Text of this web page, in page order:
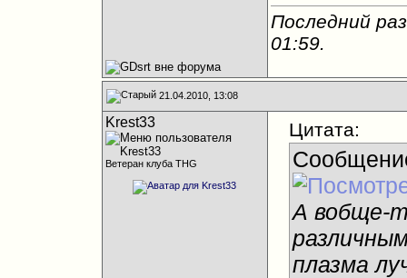
Последний
01:59.
21.04.2010, 13:08
Krest33
Ветеран клуба THG
Цитата:
А вобще-
плазма